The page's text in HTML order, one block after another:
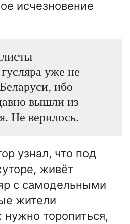
исчезновение
уже не
ибо
вышли из
Не верилось.
узнал, что под
живёт
с самодельными
жители
торопиться,